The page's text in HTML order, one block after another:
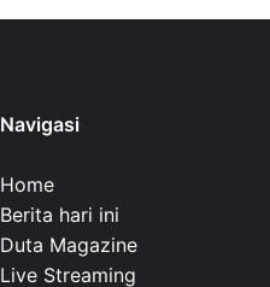
Navigasi
Home
Berita hari ini
Duta Magazine
Live Streaming